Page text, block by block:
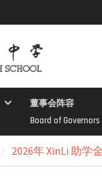
董事会阵容
Board of Governors
2026年 XinLi 助学